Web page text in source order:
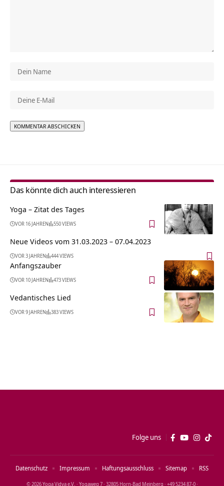
Das könnte dich auch interessieren
Yoga – Zitat des Tages
VOR 16 JAHREN 550 VIEWS
Neue Videos vom 31.03.2023 – 07.04.2023
VOR 3 JAHREN 444 VIEWS
Anfangszauber
VOR 10 JAHREN 473 VIEWS
Vedantisches Lied
VOR 9 JAHREN 383 VIEWS
Folge uns
© 2026 Yoga Vidya e.V. · Yogaweg 7 · 32805 Horn‑Bad Meinberg · +49 5234 87‑0 ·
Datenschutz Impressum Haftungsausschluss Sitemap RSS